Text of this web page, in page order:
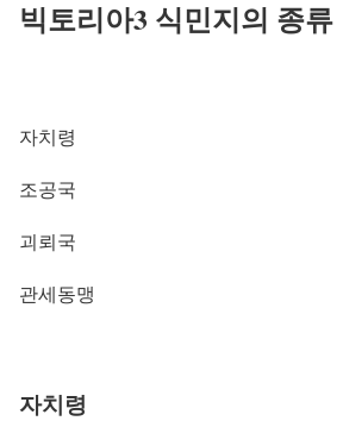
빅토리아3 식민지의 종류
자치령
조공국
괴뢰국
관세동맹
자치령